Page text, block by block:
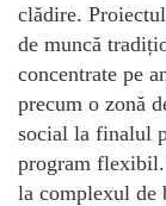
clădire.
de muncă
concentrate pe
precum o zonă
social la finalul
program flexibil.
la complexul de